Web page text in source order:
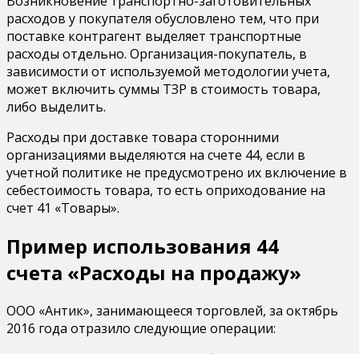
расходов у покупателя обусловлено тем, что при
поставке контрагент выделяет транспортные
расходы отдельно. Организация-покупатель, в
зависимости от используемой методологии учета,
может включить суммы ТЗР в стоимость товара,
либо выделить.
Расходы при доставке товара сторонними
организациями выделяются на счете 44, если в
учетной политике не предусмотрено их включение в
себестоимость товара, то есть оприходование на
счет 41 «Товары».
Пример использования 44
счета «Расходы на продажу»
ООО «Антик», занимающееся торговлей, за октябрь
2016 года отразило следующие операции: